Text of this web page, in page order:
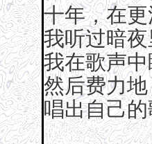
十年，在
我听过暗
我在歌声
然后费力
唱出自己